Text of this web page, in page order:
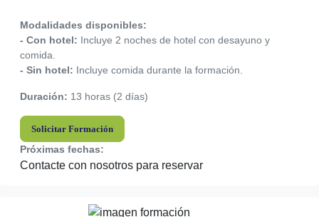
Modalidades disponibles:
- Con hotel: Incluye 2 noches de hotel con desayuno y
comida.
- Sin hotel: Incluye comida durante la formación.
Duración: 13 horas (2 días)
Solicitar Formación
Próximas fechas:
Contacte con nosotros para reservar